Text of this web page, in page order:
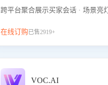
跨平台聚合展示买家会话 · 场景亮
在线订购已售2919+
VOC.AI